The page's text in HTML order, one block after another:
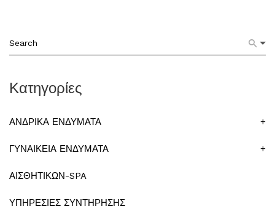
Κατηγορίες
ΑΝΔΡΙΚΑ ΕΝΔΥΜΑΤΑ +
ΓΥΝΑΙΚΕΙΑ ΕΝΔΥΜΑΤΑ +
ΑΙΣΘΗΤΙΚΩΝ-SPA
ΥΠΗΡΕΣΙΕΣ ΣΥΝΤΗΡΗΣΗΣ